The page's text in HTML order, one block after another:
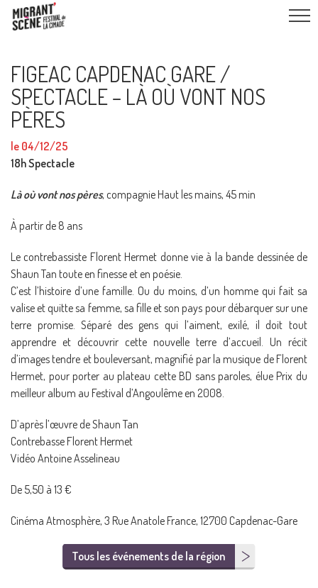
FIGEAC CAPDENAC GARE /
SPECTACLE – LÀ OÙ VONT NOS
PÈRES
le 04/12/25
18h Spectacle
Là où vont nos pères, compagnie Haut les mains, 45 min
À partir de 8 ans
Le contrebassiste Florent Hermet donne vie à la bande dessinée de
Shaun Tan toute en finesse et en poésie.
C’est l’histoire d’une famille. Ou du moins, d’un homme qui fait sa
valise et quitte sa femme, sa fille et son pays pour débarquer sur une
terre promise. Séparé des gens qui l’aiment, exilé, il doit tout
apprendre et découvrir cette nouvelle terre d’accueil. Un récit
d’images tendre et bouleversant, magnifié par la musique de Florent
Hermet, pour porter au plateau cette BD sans paroles, élue Prix du
meilleur album au Festival d’Angoulême en 2008.
D’après l’œuvre de Shaun Tan
Contrebasse Florent Hermet
Vidéo Antoine Asselineau
De 5,50 à 13 €
Cinéma Atmosphère, 3 Rue Anatole France, 12700 Capdenac-Gare
Tous les événements de la région